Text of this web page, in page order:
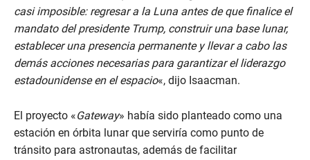
casi imposible: regresar a la Luna antes de que finalice el
mandato del presidente Trump, construir una base lunar,
establecer una presencia permanente y llevar a cabo las
demás acciones necesarias para garantizar el liderazgo
estadounidense en el espacio«, dijo Isaacman.
El proyecto «Gateway» había sido planteado como una
estación en órbita lunar que serviría como punto de
tránsito para astronautas, además de facilitar